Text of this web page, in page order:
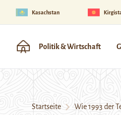
Kasachstan
Politik & Wirtschaft
Startseite Wie 1993 der